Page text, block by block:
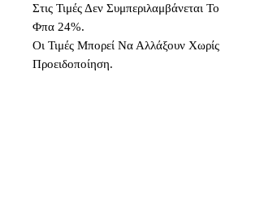
Στις Τιμές Δεν Συμπεριλαμβάνεται Το
Φπα 24%.
Οι Τιμές Μπορεί Να Αλλάξουν Χωρίς
Προειδοποίηση.